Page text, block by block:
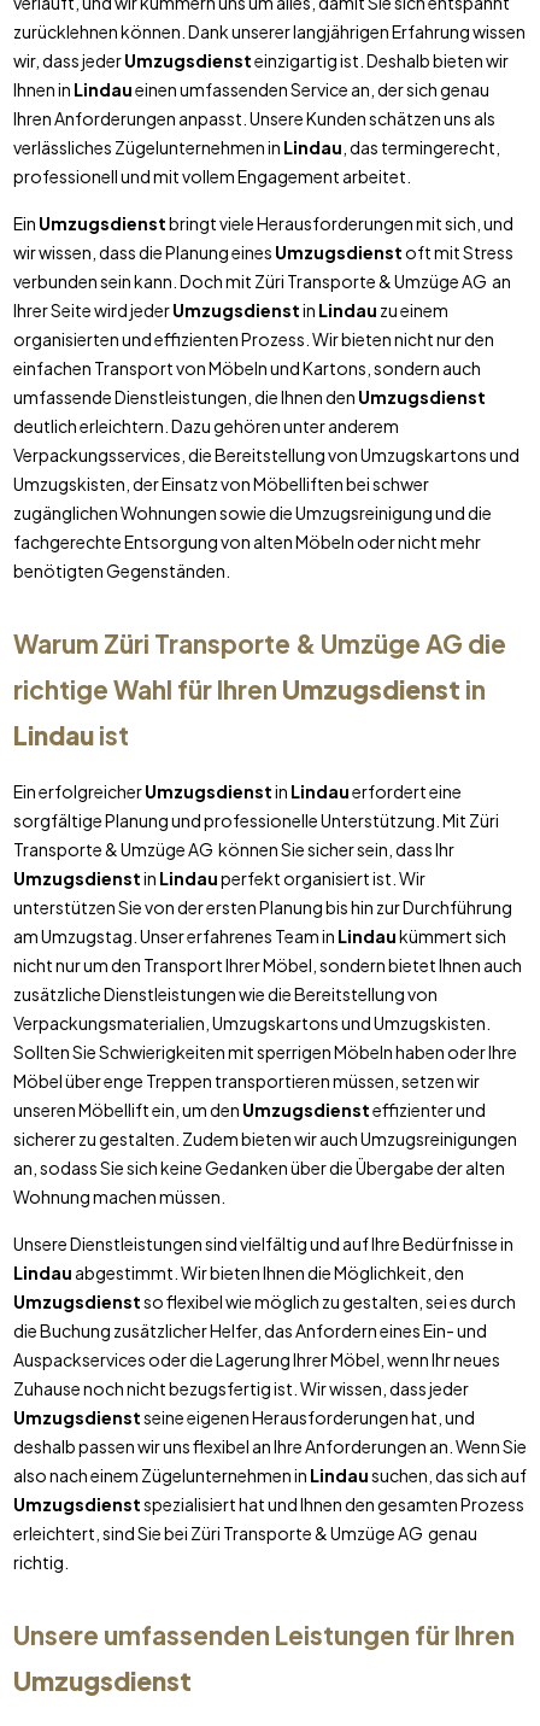
zurücklehnen können. Dank unserer langjährigen Erfahrung wissen
wir, dass jederUmzugsdiensteinzigartig ist. Deshalb bieten wir
Ihnen in Lindaueinen umfassenden Service an, der sich genau
Ihren Anforderungen anpasst. Unsere Kunden schätzen uns als
verlässliches Zügelunternehmen in Lindau , das termingerecht,
professionell und mit vollem Engagement arbeitet.
Ein Umzugsdienstbringt viele Herausforderungen mit sich, und
wir wissen, dass die Planung eines Umzugsdienstoft mit Stress
verbunden sein kann. Doch mit Züri Transporte & Umzüge AG an
Ihrer Seite wird jederUmzugsdienstin Lindau zu einem
organisierten und effizienten Prozess. Wir bieten nicht nur den
einfachen Transport von Möbeln und Kartons, sondern auch
umfassende Dienstleistungen, die Ihnen den Umzugsdienst
deutlich erleichtern. Dazu gehören unter anderem
Verpackungsservices, die Bereitstellung von Umzugskartons und
Umzugskisten, der Einsatz von Möbelliften bei schwer
zugänglichen Wohnungen sowie die Umzugsreinigung und die
fachgerechte Entsorgung von alten Möbeln oder nicht mehr
benötigten Gegenständen.
Warum Züri Transporte & Umzüge AG die
richtige Wahl für Ihren Umzugsdienst in
Lindauist
Ein erfolgreicherUmzugsdienstin Lindauerfordert eine
sorgfältige Planung und professionelle Unterstützung. Mit Züri
Transporte & Umzüge AG können Sie sicher sein, dass Ihr
Umzugsdienstin Lindauperfekt organisiert ist. Wir
unterstützen Sie von der ersten Planung bis hin zur Durchführung
am Umzugstag. Unser erfahrenes Team in Lindaukümmert sich
nicht nur um den Transport Ihrer Möbel, sondern bietet Ihnen auch
zusätzliche Dienstleistungen wie die Bereitstellung von
Verpackungsmaterialien, Umzugskartons und Umzugskisten.
Sollten Sie Schwierigkeiten mit sperrigen Möbeln haben oder Ihre
Möbel über enge Treppen transportieren müssen, setzen wir
unseren Möbellift ein, um den Umzugsdiensteffizienter und
sicherer zu gestalten. Zudem bieten wir auch Umzugsreinigungen
an, sodass Sie sich keine Gedanken über die Übergabe der alten
Wohnung machen müssen.
Unsere Dienstleistungen sind vielfältig und auf Ihre Bedürfnisse in
Lindau abgestimmt. Wir bieten Ihnen die Möglichkeit, den
Umzugsdienstso flexibel wie möglich zu gestalten, sei es durch
die Buchung zusätzlicher Helfer, das Anfordern eines Ein- und
Auspackservices oder die Lagerung Ihrer Möbel, wenn Ihr neues
Zuhause noch nicht bezugsfertig ist. Wir wissen, dass jeder
Umzugsdienstseine eigenen Herausforderungen hat, und
deshalb passen wir uns flexibel an Ihre Anforderungen an. Wenn Sie
also nach einem Zügelunternehmen in Lindausuchen, das sich auf
Umzugsdienstspezialisiert hat und Ihnen den gesamten Prozess
erleichtert, sind Sie bei Züri Transporte & Umzüge AG genau
richtig.
Unsere umfassenden Leistungen für Ihren
Umzugsdienst